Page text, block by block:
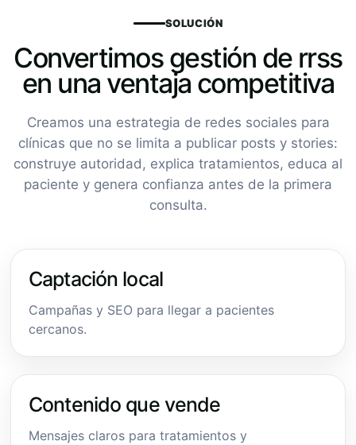
SOLUCIÓN
Convertimos gestión de rrss
en una ventaja competitiva
Creamos una estrategia de redes sociales para
clínicas que no se limita a publicar posts y stories:
construye autoridad, explica tratamientos, educa al
paciente y genera confianza antes de la primera
consulta.
Captación local
Campañas y SEO para llegar a pacientes
cercanos.
Contenido que vende
Mensajes claros para tratamientos y